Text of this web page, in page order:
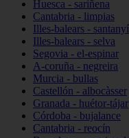
Huesca - sariñena
Cantabria - limpias
Illes-balears - santanyí
Illes-balears - selva
Segovia - el-espinar
A-coruña - negreira
Murcia - bullas
Castellón - albocàsser
Granada - huétor-tájar
Córdoba - bujalance
Cantabria - reocín